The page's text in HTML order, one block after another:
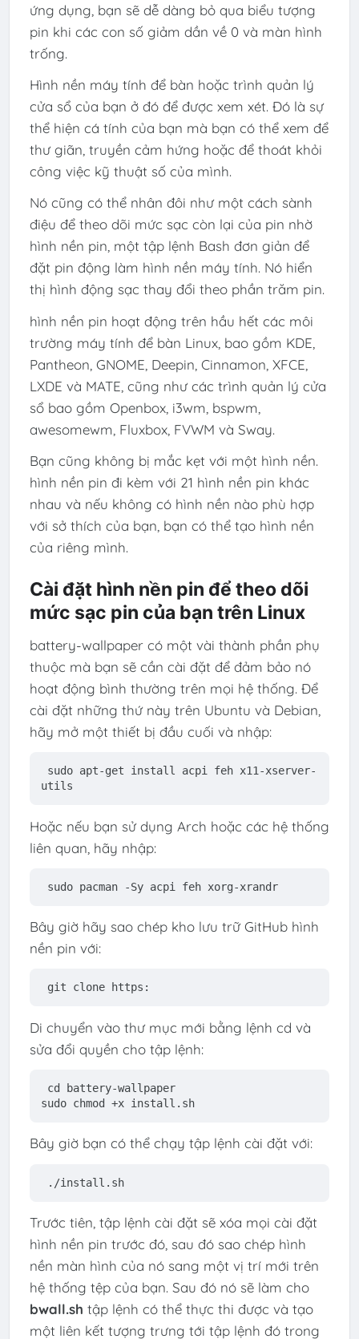
ứng dụng, bạn sẽ dễ dàng bỏ qua biểu tượng
pin khi các con số giảm dần về 0 và màn hình
trống.
Hình nền máy tính để bàn hoặc trình quản lý
cửa sổ của bạn ở đó để được xem xét. Đó là sự
thể hiện cá tính của bạn mà bạn có thể xem để
thư giãn, truyền cảm hứng hoặc để thoát khỏi
công việc kỹ thuật số của mình.
Nó cũng có thể nhân đôi như một cách sành
điệu để theo dõi mức sạc còn lại của pin nhờ
hình nền pin, một tập lệnh Bash đơn giản để
đặt pin động làm hình nền máy tính. Nó hiển
thị hình động sạc thay đổi theo phần trăm pin.
hình nền pin hoạt động trên hầu hết các môi
trường máy tính để bàn Linux, bao gồm KDE,
Pantheon, GNOME, Deepin, Cinnamon, XFCE,
LXDE và MATE, cũng như các trình quản lý cửa
sổ bao gồm Openbox, i3wm, bspwm,
awesomewm, Fluxbox, FVWM và Sway.
Bạn cũng không bị mắc kẹt với một hình nền.
hình nền pin đi kèm với 21 hình nền pin khác
nhau và nếu không có hình nền nào phù hợp
với sở thích của bạn, bạn có thể tạo hình nền
của riêng mình.
Cài đặt hình nền pin để theo dõi
mức sạc pin của bạn trên Linux
battery-wallpaper có một vài thành phần phụ
thuộc mà bạn sẽ cần cài đặt để đảm bảo nó
hoạt động bình thường trên mọi hệ thống. Để
cài đặt những thứ này trên Ubuntu và Debian,
hãy mở một thiết bị đầu cuối và nhập:
sudo apt-get install acpi feh x11-xserver-
utils
Hoặc nếu bạn sử dụng Arch hoặc các hệ thống
liên quan, hãy nhập:
sudo pacman -Sy acpi feh xorg-xrandr
Bây giờ hãy sao chép kho lưu trữ GitHub hình
nền pin với:
git clone https:
Di chuyển vào thư mục mới bằng lệnh cd và
sửa đổi quyền cho tập lệnh:
cd
battery-wallpaper
sudo chmod +x install .sh
Bây giờ bạn có thể chạy tập lệnh cài đặt với:
./install.sh
Trước tiên, tập lệnh cài đặt sẽ xóa mọi cài đặt
hình nền pin trước đó, sau đó sao chép hình
nền màn hình của nó sang một vị trí mới trên
hệ thống tệp của bạn. Sau đó nó sẽ làm cho
bwall.sh tập lệnh có thể thực thi được và tạo
một liên kết tượng trưng tới tập lệnh đó trong